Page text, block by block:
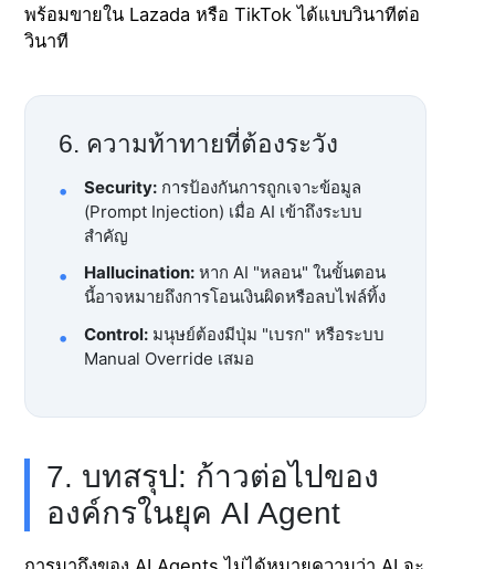
พร้อมขายใน Lazada หรือ TikTok ได้แบบวินาทีต่อ
วินาที
6. ความท้าทายที่ต้องระวัง
Security:การป้องกันการถูกเจาะข้อมูล
(Prompt Injection) เมื่อ AI เข้าถึงระบบ
สำคัญ
Hallucination:หาก AI "หลอน" ในขั้นตอน
นี้อาจหมายถึงการโอนเงินผิดหรือลบไฟล์ทิ้ง
Control:มนุษย์ต้องมีปุ่ม "เบรก" หรือระบบ
Manual Override เสมอ
7. บทสรุป: ก้าวต่อไปของ
องค์กรในยุค AI Agent